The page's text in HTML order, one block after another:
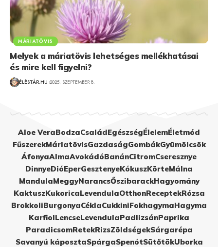
MÁRIATÖVIS
Melyek a máriatövis lehetséges mellékhatásai
és mire kell figyelni?
ÉLÉSTÁR.HU 2025. SZEPTEMBER 8.
Aloe VeraBodzaCsaládEgészségÉlelemÉletmód
FűszerekMáriatövisGazdaságGombákGyümölcsök
ÁfonyaAlmaAvokádóBanánCitromCseresznye
DinnyeDióEperGesztenyeKókuszKörteMálna
MandulaMeggyNarancsŐszibarackHagyomány
KaktuszKukoricaLevendulaOtthonReceptekRózsa
BrokkoliBurgonyaCéklaCukkiniFokhagymaHagyma
KarfiolLencseLevendulaPadlizsánPaprika
ParadicsomRetekRizsZöldségekSárgarépa
Savanyú káposztaSpárgaSpenótSütőtökUborka